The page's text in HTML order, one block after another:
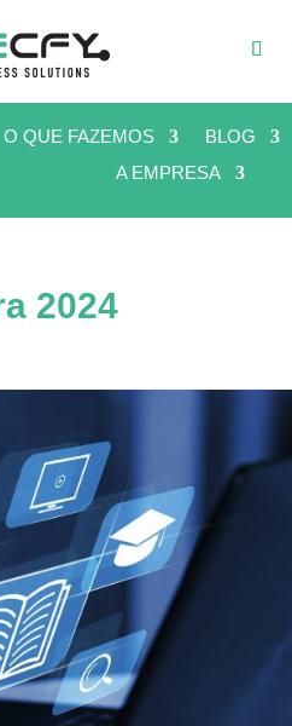
O QUE FAZEMOS BLOG
A EMPRESA
2024